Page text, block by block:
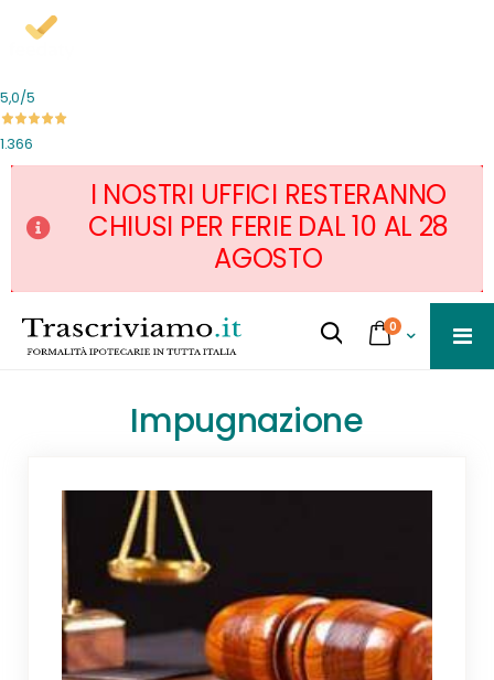
5,0/5
1.366
I NOSTRI UFFICI RESTERANNO
CHIUSI PER FERIE DAL 10 AL 28
AGOSTO
al
contenuto
Cart
0servizi
Cerca...
Impugnazione